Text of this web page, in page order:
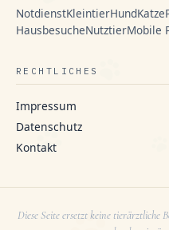
NotdienstKleintierHundKatze
HausbesucheNutztierMobile
RECHTLICHES
Impressum
Datenschutz
Kontakt
Diese Seite ersetzt keine